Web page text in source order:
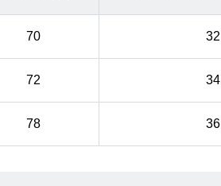
70 32
72 34
78 36